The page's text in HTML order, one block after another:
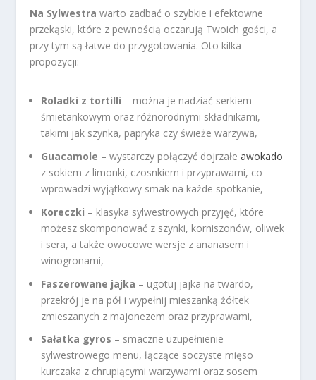
Na Sylwestra warto zadbać o szybkie i efektowne
przekąski, które z pewnością oczarują Twoich gości, a
przy tym są łatwe do przygotowania. Oto kilka
propozycji:
Roladki z tortilli – można je nadziać serkiem
śmietankowym oraz różnorodnymi składnikami,
takimi jak szynka, papryka czy świeże warzywa,
Guacamole – wystarczy połączyć dojrzałeawokado
z sokiem z limonki, czosnkiem i przyprawami, co
wprowadzi wyjątkowy smak na każde spotkanie,
Koreczki – klasyka sylwestrowych przyjęć, które
możesz skomponować z szynki, korniszonów, oliwek
i sera, a także owocowe wersje z ananasem i
winogronami,
Faszerowane jajka – ugotuj jajka na twardo,
przekrój je na pół i wypełnij mieszanką żółtek
zmieszanych z majonezem oraz przyprawami,
Sałatka gyros – smaczne uzupełnienie
sylwestrowego menu, łączące soczyste mięso
kurczaka z chrupiącymi warzywami oraz sosem